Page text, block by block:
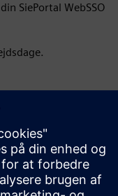
SiePortal WebSSO
os.